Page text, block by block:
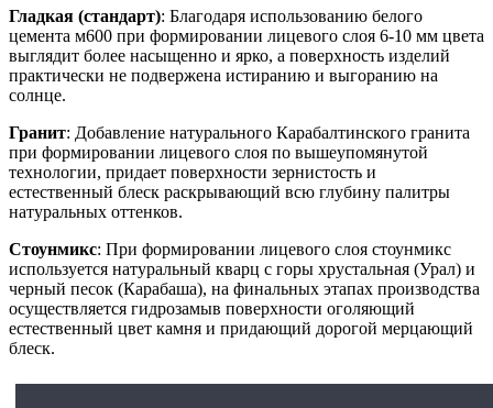
Гладкая (стандарт): Благодаря использованию белого
цемента м600 при формировании лицевого слоя 6-10 мм цвета
выглядит более насыщенно и ярко, а поверхность изделий
практически не подвержена истиранию и выгоранию на
солнце.
Гранит: Добавление натурального Карабалтинского гранита
при формировании лицевого слоя по вышеупомянутой
технологии, придает поверхности зернистость и
естественный блеск раскрывающий всю глубину палитры
натуральных оттенков.
Стоунмикс: При формировании лицевого слоя стоунмикс
используется натуральный кварц с горы хрустальная (Урал) и
черный песок (Карабаша), на финальных этапах производства
осуществляется гидрозамыв поверхности оголяющий
естественный цвет камня и придающий дорогой мерцающий
блеск.